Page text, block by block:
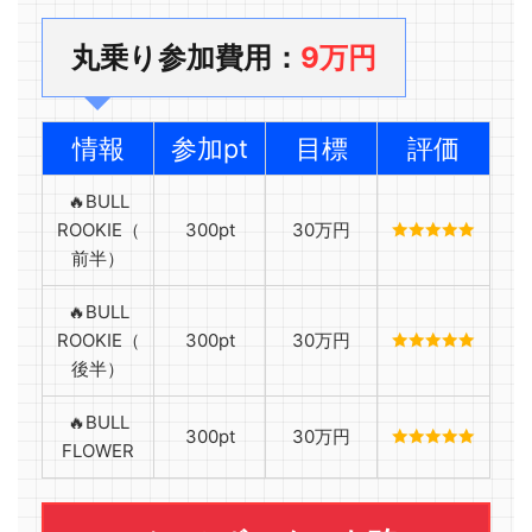
丸乗り参加費用： 9万円
情報 参加pt 目標 評価
🔥BULL
ROOKIE（
前半）
300pt 30万円
🔥BULL
ROOKIE（
後半）
300pt 30万円
🔥BULL
FLOWER
300pt 30万円